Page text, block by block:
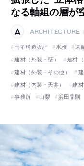
なる軸組の層が
ARCHITECTURE
円酒構造設計
水雅 遠
建材（外装・壁）
建材（
建材（外装・その他）
建材（内装・天井）
建
事務所
山梨 浜田晶則